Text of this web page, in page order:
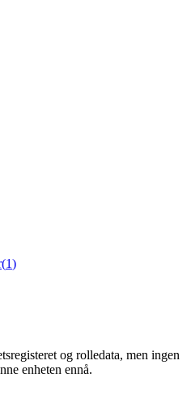
(1)
og rolledata, men ingen
enheten ennå.